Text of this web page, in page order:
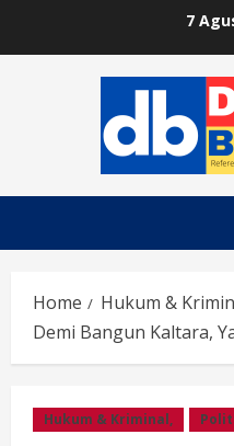
7
Home
Hukum &
Demi Bangun Kaltara,
Hukum & Kriminal,